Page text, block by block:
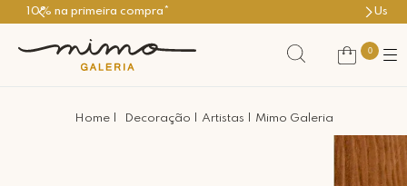
Use o cupom PRIMEIROMIMO
0
Decoração Artistas Mimo Galeria